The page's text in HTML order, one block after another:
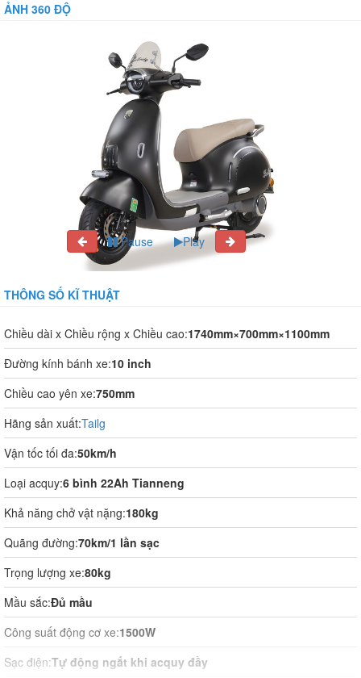
ẢNH 360 ĐỘ
Pause Play
THÔNG SỐ KĨ THUẬT
Chiều dài x Chiều rộng x Chiều cao:1740mm×700mm×1100mm
Đường kính bánh xe:10 inch
Chiều cao yên xe:750mm
Hãng sản xuất:Tailg
Vận tốc tối đa:50km/h
Loại acquy:6 bình 22Ah Tianneng
Khả năng chở vật nặng:180kg
Quãng đường:70km/1 lần sạc
Trọng lượng xe:80kg
Mầu sắc:Đủ mầu
Công suất động cơ xe:1500W
Sạc điện:Tự động ngắt khi acquy đầy